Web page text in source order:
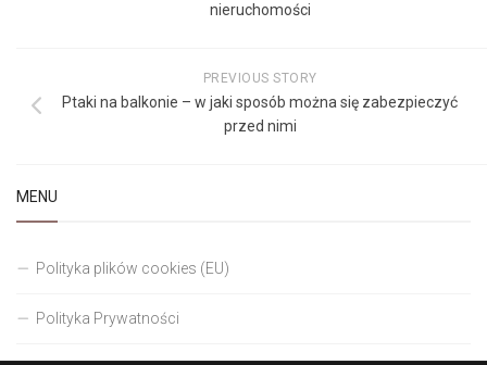
nieruchomości
PREVIOUS STORY
Ptaki na balkonie – w jaki sposób można się zabezpieczyć
przed nimi
MENU
Polityka plików cookies (EU)
Polityka Prywatności